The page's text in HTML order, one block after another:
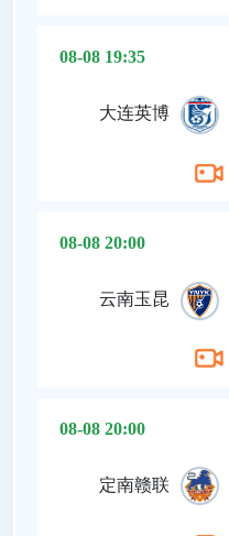
08-08 19:35
大连英博
08-08 20:00
云南玉昆
08-08 20:00
定南赣联